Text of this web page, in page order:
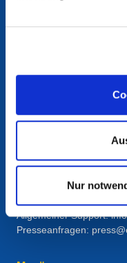
Nur
European Registry for
, Belgium
RPR Brussel – VAT BE
Allgemeine Anfragen
Allgemeiner Support:
Presseanfragen: